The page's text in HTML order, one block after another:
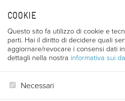
COOKIE
Questo sito fa utilizzo di cookie e
parti. Hai il diritto di decidere quali
aggiornare/revocare i consensi dati
dettagli nella nostra informativa sui
Necessari
CATALOGO 1991 -
CATALOGO 1992 - 40^ - pag.
migliore opera di
CATALOGO 1993 -
CATALOGO 1994 -
CATALOGO 1997 - 45^ - pag.
Genziana d’Oro per la